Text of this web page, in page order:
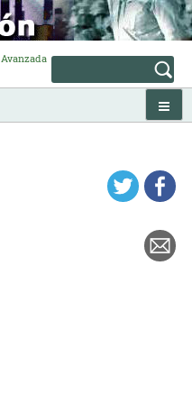
Avanzada